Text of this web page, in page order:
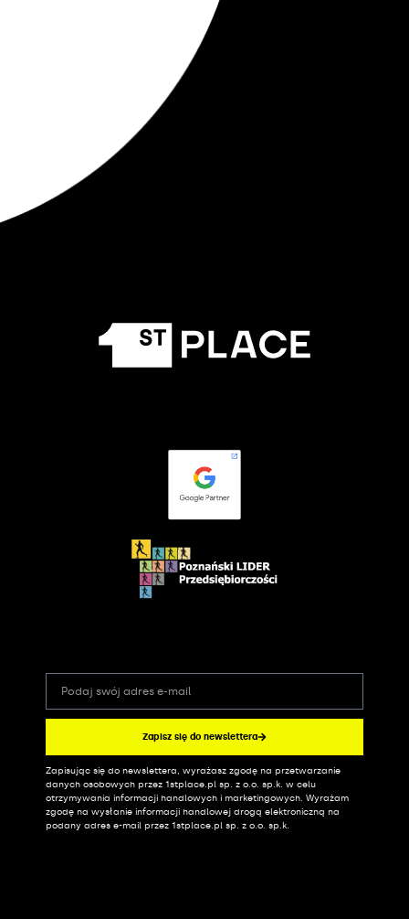
Zapisz się do newslettera
Alternative:
Zapisując się do newslettera, wyrażasz zgodę na przetwarzanie
danych osobowych przez 1stplace.pl sp. z o.o. sp.k. w celu
otrzymywania informacji handlowych i marketingowych. Wyrażam
zgodę na wysłanie informacji handlowej drogą elektroniczną na
podany adres e-mail przez 1stplace.pl sp. z o.o. sp.k.